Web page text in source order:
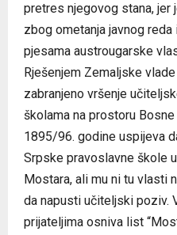
pretres njegovog stana, jer
zbog ometanja javnog
pjesama austrougarske
Rješenjem Zemaljske
zabranjeno vršenje
školama na prostoru
1895/96. godine uspijeva
Srpske pravoslavne škole
Mostara, ali mu ni tu vlasti
da napusti učiteljski poziv.
prijateljima osniva list